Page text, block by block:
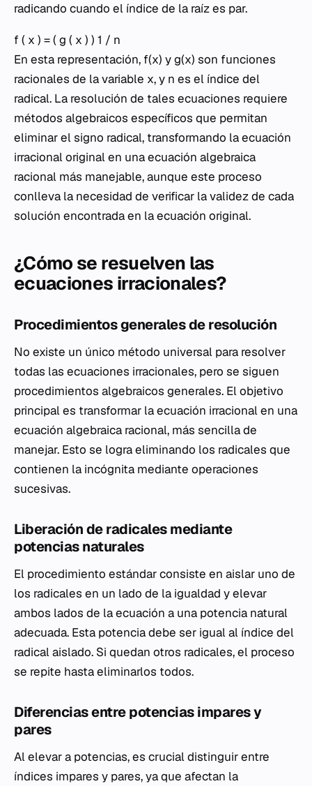
radicando cuando el índice de la raíz es par.
f ( x ) = ( g ( x ) ) 1 / n
En esta representación, f(x) yg(x) son funciones
racionales de la variable x, y n es el índice del
radical. La resolución de tales ecuaciones requiere
métodos algebraicos específicos que permitan
eliminar el signo radical, transformando la ecuación
irracional original en una ecuación algebraica
racional más manejable, aunque este proceso
conlleva la necesidad de verificar la validez de cada
solución encontrada en la ecuación original.
¿Cómo se resuelven las
ecuaciones irracionales?
Procedimientos generales de resolución
No existe un único método universal para resolver
todas las ecuaciones irracionales, pero se siguen
procedimientos algebraicos generales. El objetivo
principal es transformar la ecuación irracional en una
ecuación algebraica racional, más sencilla de
manejar. Esto se logra eliminando los radicales que
contienen la incógnita mediante operaciones
sucesivas.
Liberación de radicales mediante
potencias naturales
El procedimiento estándar consiste en aislar uno de
los radicales en un lado de la igualdad y elevar
ambos lados de la ecuación a una potencia natural
adecuada. Esta potencia debe ser igual al índice del
radical aislado. Si quedan otros radicales, el proceso
se repite hasta eliminarlos todos.
Diferencias entre potencias impares y
pares
Al elevar a potencias, es crucial distinguir entre
índices impares y pares, ya que afectan la